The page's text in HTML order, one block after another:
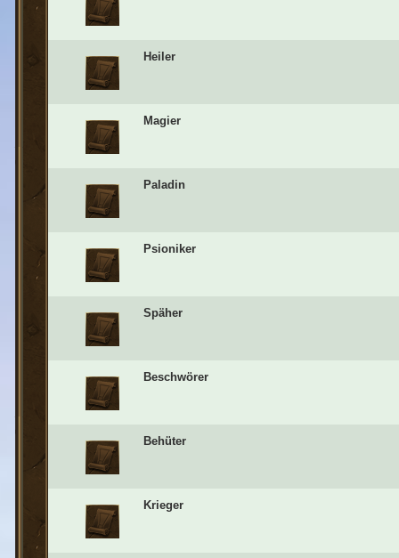
Heiler
Magier
Paladin
Psioniker
Späher
Beschwörer
Behüter
Krieger